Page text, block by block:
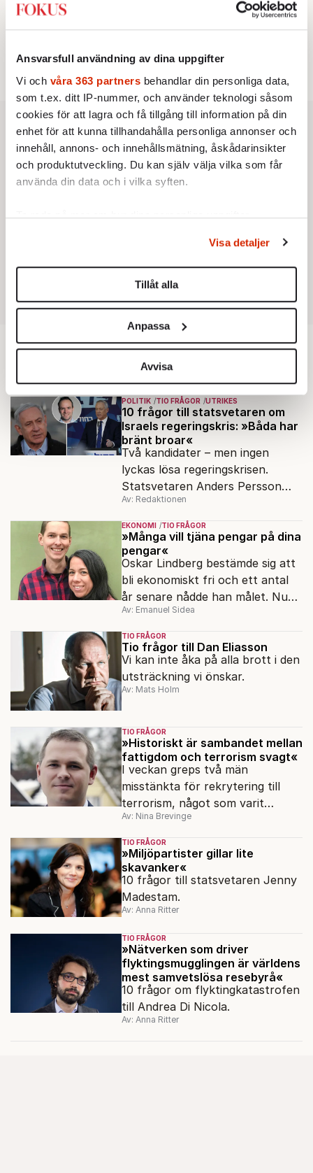
Ansvarsfull användning av dina uppgifter
Vi och våra 363 partners behandlar din personliga data,
som t.ex. ditt IP-nummer, och använder teknologi såsom
cookies för att lagra och få tillgång till information på din
enhet för att kunna tillhandahålla personliga annonser och
innehåll, annons- och innehållsmätning, åskådarinsikter
och produktutveckling. Du kan själv välja vilka som får
använda din data och i vilka syften.
Ta reda på mer om hur dina personliga uppgifter
Du kan ändra eller dra tillbaka ditt samtycke när som
helst från cookie-förklaringen.
Vi använder enhetsidentifierare för att anpassa innehållet
för sociala medier och analysera vår trafik. Vi
vidarebefordrar även sådana identifierare och annan
information från din enhet till de sociala medier och
annons- och analysföretag som vi samarbetar med.
Dessa kan i sin tur kombinera informationen med annan
information som du har tillhandahållit eller som de har
samlat in när du har använt deras tjänster.
Om du vill läsa mer om hur vi hanterar personuppgifter
Visa detaljer
Tillåt alla
Anpassa
Avvisa
Testa här!
POLITIK TIO FRÅGOR UTRIKES
10 frågor till statsvetaren om
Israels regeringskris: »Båda har
bränt broar«
Två kandidater – men ingen
lyckas lösa regeringskrisen.
Statsvetaren Anders Persson
förklarar varför det är ett
dödläge i israelisk politik.
Av: Redaktionen
EKONOMI TIO FRÅGOR
»Många vill tjäna pengar på dina
pengar«
Oskar Lindberg bestämde sig att
bli ekonomiskt fri och ett antal
år senare nådde han målet. Nu
har han skrivit en bok om
familjens resa.
Av: Emanuel Sidea
TIO FRÅGOR
Tio frågor till Dan Eliasson
Vi kan inte åka på alla brott i den
utsträckning vi önskar.
Av: Mats Holm
TIO FRÅGOR
»Historiskt är sambandet mellan
fattigdom och terrorism svagt«
I veckan greps två män
misstänkta för rekrytering till
terrorism, något som varit
förbjudet sedan 2010. Varför
skedde det första gripandet först
nu?
Av: Nina Brevinge
TIO FRÅGOR
»Miljöpartister gillar lite
skavanker«
10 frågor till statsvetaren Jenny
Madestam.
Av: Anna Ritter
TIO FRÅGOR
»Nätverken som driver
flyktingsmugglingen är världens
mest samvetslösa resebyrå«
10 frågor om flyktingkatastrofen
till Andrea Di Nicola.
Av: Anna Ritter